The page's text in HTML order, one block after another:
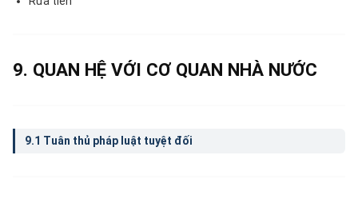
9. QUAN HỆ VỚI CƠ QUAN NHÀ NƯỚC
9.1 Tuân thủ pháp luật tuyệt đối